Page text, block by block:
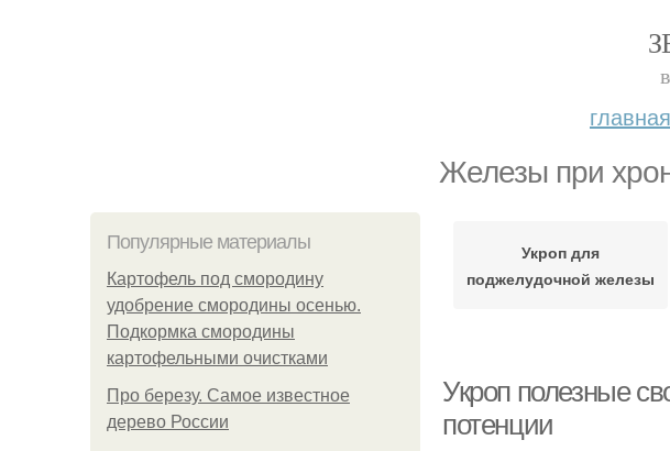
главная
Железы при
Популярные материалы
Картофель под смородину
удобрение смородины осенью.
Подкормка смородины
картофельными очистками
Про березу. Самое известное
дерево России
Укроп для
поджелудочной железы
Укроп полезные
потенции